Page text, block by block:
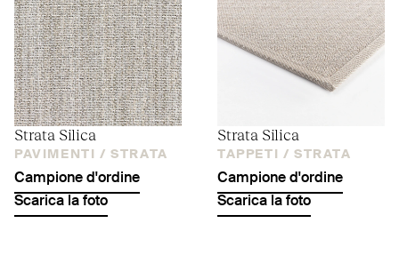
Strata Silica
PAVIMENTI / STRATA
Campione d'ordine
Scarica la foto
Strata Silica
TAPPETI / STRATA
Campione d'ordine
Scarica la foto